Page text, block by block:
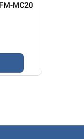
FM-MC20